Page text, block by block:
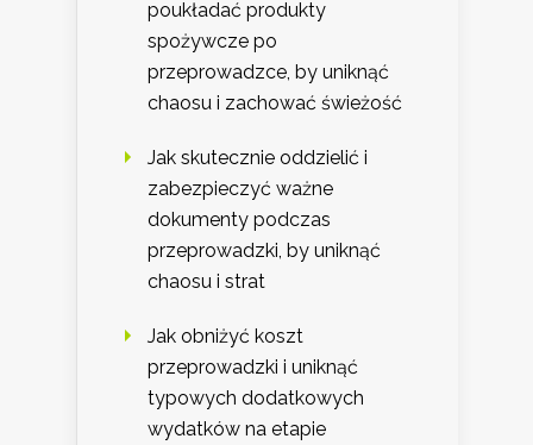
poukładać produkty
spożywcze po
przeprowadzce, by uniknąć
chaosu i zachować świeżość
Jak skutecznie oddzielić i
zabezpieczyć ważne
dokumenty podczas
przeprowadzki, by uniknąć
chaosu i strat
Jak obniżyć koszt
przeprowadzki i uniknąć
typowych dodatkowych
wydatków na etapie